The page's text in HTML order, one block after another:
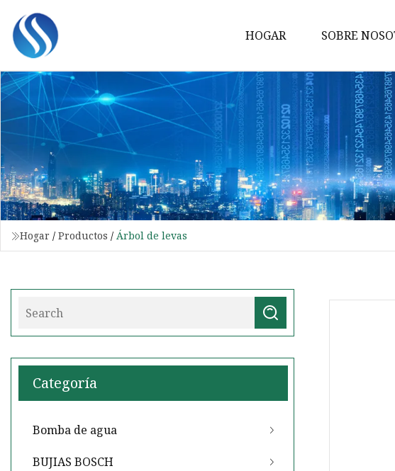
HOGAR SOBRE
Hogar / Productos / Árbol de levas
Categoría
Bomba de agua
BUJIAS BOSCH